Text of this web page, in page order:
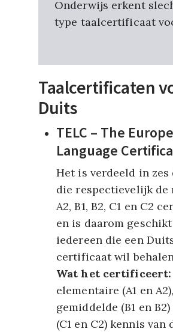
Onderwijs erkent
type taalcertificaat
Taalcertificaten
Duits
TELC – The
Language
Het is verdeeld in zes
die respectievelijk de
A2, B1, B2, C1 en C2
en is daarom
iedereen die een
certificaat wil
Wat het certificeert:
elementaire (A1 en A2),
gemiddelde (B1 en
(C1 en C2) kennis van